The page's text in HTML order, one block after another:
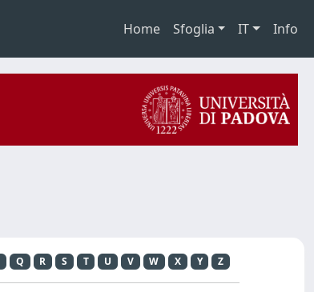
Home Sfoglia IT Info
Q R S T U V W X Y Z